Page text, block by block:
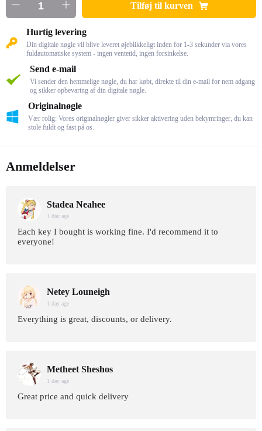
Tilføj til kurven
Hurtig levering
Din digitale nøgle vil blive leveret øjeblikkeligt inden for 1-3 sekunder via vores
fuldautomatiske system - ingen ventetid, ingen forsinkelse.
Send e-mail
Vi sender den hemmelige nøgle, du har købt, direkte til din e-mail for nem adgang
og sikker opbevaring af din digitale nøgle.
Originalnøgle
Vær rolig: Vores originalnøgler giver sikker aktivering uden bekymringer, du kan
stole fuldt og fast på os.
Anmeldelser
Stadea Neahee
1 day age
Each key I bought is working fine. I'd recommend it to
everyone!
Netey Louneigh
1 day age
Everything is great, discounts, or delivery.
Metheet Sheshos
1 day age
Great price and quick delivery